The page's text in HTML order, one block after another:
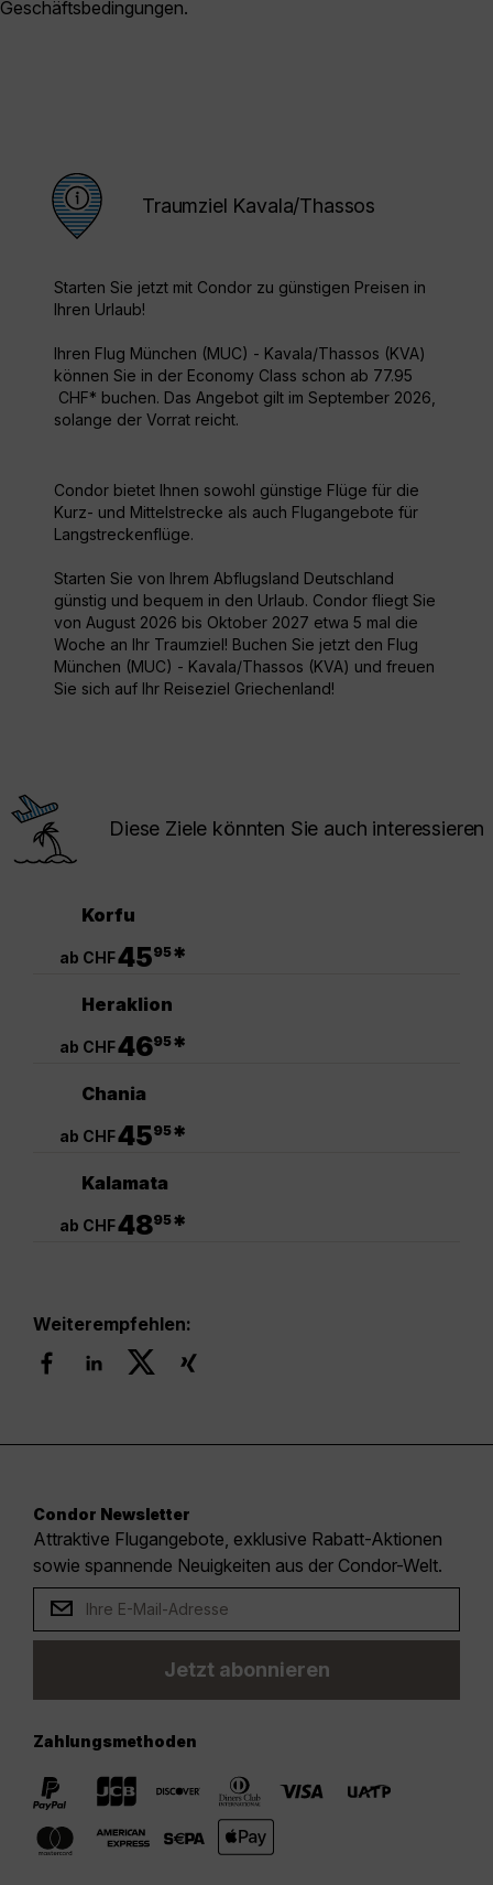
Geschäftsbedingungen.
Traumziel Kavala/Thassos
Starten Sie jetzt mit Condor zu günstigen Preisen in
Ihren Urlaub!
Ihren Flug München (MUC) - Kavala/Thassos (KVA)
können Sie in der Economy Class schon ab 77.95
CHF* buchen. Das Angebot gilt im September 2026,
solange der Vorrat reicht.
Condor bietet Ihnen sowohl günstige Flüge für die
Kurz- und Mittelstrecke als auch Flugangebote für
Langstreckenflüge.
Starten Sie von Ihrem Abflugsland Deutschland
günstig und bequem in den Urlaub. Condor fliegt Sie
von August 2026 bis Oktober 2027 etwa 5 mal die
Woche an Ihr Traumziel! Buchen Sie jetzt den Flug
München (MUC) - Kavala/Thassos (KVA) und freuen
Sie sich auf Ihr Reiseziel Griechenland!
Diese Ziele könnten Sie auch interessieren
Korfu
ab CHF4595*
Heraklion
ab CHF4695*
Chania
ab CHF4595*
Kalamata
ab CHF4895*
Weiterempfehlen:
Condor Newsletter
Attraktive Flugangebote, exklusive Rabatt-Aktionen
sowie spannende Neuigkeiten aus der Condor-Welt.
Jetzt abonnieren
Zahlungsmethoden